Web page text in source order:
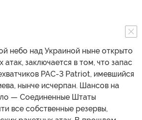
небо над Украиной ныне открыто
атак, заключается в том, что запас
PAC-3 Patriot, имевшийся
нынче исчерпан. Шансов на
— Соединенные Штаты
все собственные резервы,